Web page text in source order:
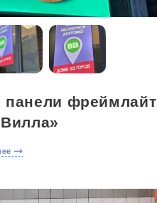
панели фреймлайт